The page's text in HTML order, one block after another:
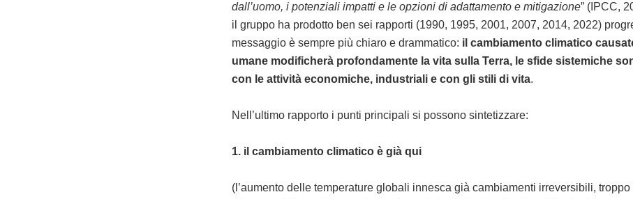
dall’uomo, i potenziali impatti e le opzioni di adattamento e mitigazione” (IPCC,
il gruppo ha prodotto ben sei rapporti (1990, 1995, 2001, 2007, 2014, 2022)
messaggio è sempre più chiaro e drammatico: il cambiamento climatico
umane modificherà profondamente la vita sulla Terra, le sfide sistemiche
con le attività economiche, industriali e con gli stili di vita.
Nell’ultimo rapporto i punti principali si possono sintetizzare:
1. il cambiamento climatico è già qui
(l’aumento delle temperature globali innesca già cambiamenti irreversibili,